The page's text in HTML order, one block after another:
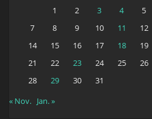
1
2 3 4 5
7
8 9 10 11 12
14
15 16 17 18 19
21
22 23 24 25 26
28
29 30
31
« Nov. Jan. »